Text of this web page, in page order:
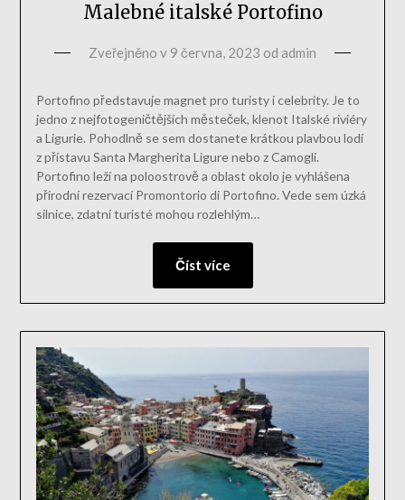
Malebné italské Portofino
Zveřejněno v 9 června, 2023 od admin
Portofino představuje magnet pro turisty i celebrity. Je to
jedno z nejfotogeničtějších městeček, klenot Italské riviéry
a Ligurie. Pohodlně se sem dostanete krátkou plavbou lodí
z přístavu Santa Margherita Ligure nebo z Camogli.
Portofino leží na poloostrově a oblast okolo je vyhlášena
přírodní rezervací Promontorio di Portofino. Vede sem úzká
silnice, zdatní turisté mohou rozlehlým…
Číst více